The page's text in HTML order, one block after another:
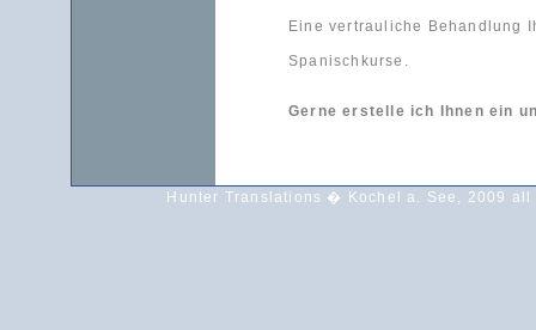
Eine vertrauliche Behandlung
Spanischkurse.
Gerne erstelle ich Ihnen ein
Hunter Translations � Kochel a. See, 2009